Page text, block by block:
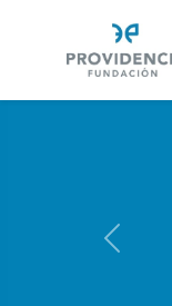
Previous